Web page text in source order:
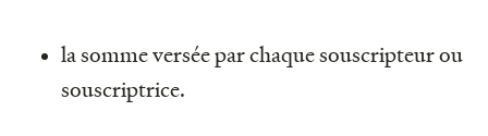
la somme versée par chaque souscripteur ou
souscriptrice.